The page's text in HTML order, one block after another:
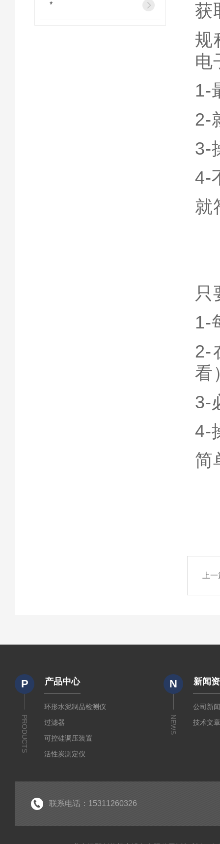
*
获
规
电
1-
2-
3-
4-
就
只
1-
2-
看
3-
4-
简
上
P
PRODUCTS
产品中心
环形水泥制品检测仪
过滤器
可控硅调压装置
活性炭测定仪
N
NEWS
新闻
公司新
技术文
联系电话：15311260326